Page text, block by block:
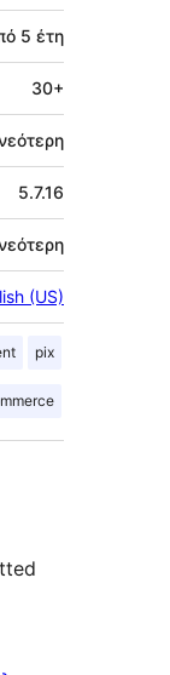
5 έτη
30+
5.7.16
(US)
pix